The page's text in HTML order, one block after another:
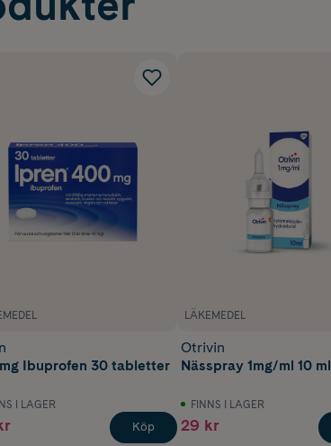
Ibuprofen 30 tabletter
I LAGER
Köp
LÄKEMEDEL
Otrivin
Nässpray 1mg/ml 10 ml
FINNS I LAGER
29 kr